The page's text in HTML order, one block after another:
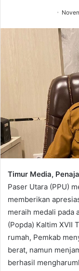
Timur Media,
Paser Utara (PPU)
memberikan
meraih medali pada
(Popda) Kaltim XVII
rumah, Pemkab
berat, namun
berhasil